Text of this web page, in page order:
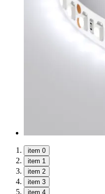
item 0
item 1
item 2
item 3
item 4